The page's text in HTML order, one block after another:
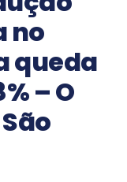
e
(9),
no
queda
– O